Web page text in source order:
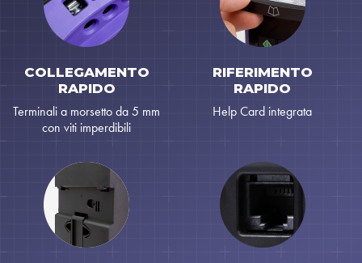
COLLEGAMENTO
RAPIDO
Terminali a morsetto da 5 mm
con viti imperdibili
RIFERIMENTO
RAPIDO
Help Card integrata